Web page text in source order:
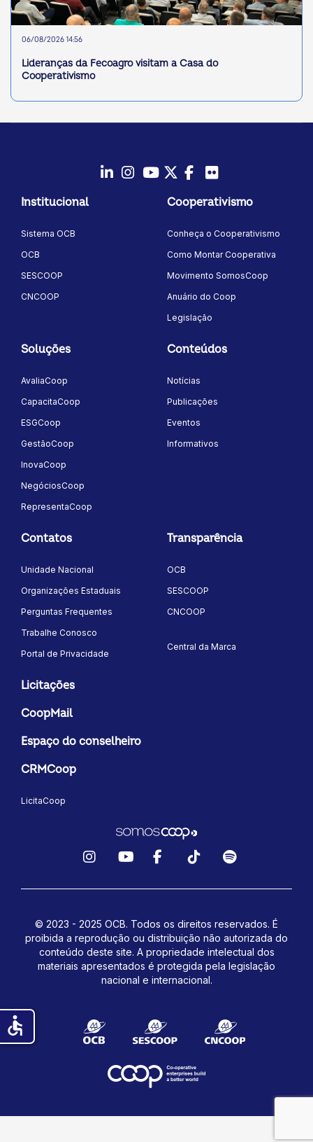
06/08/2026 14:56
Lideranças da Fecoagro visitam a Casa do
Cooperativismo
Instagram
YoutubeTwitter/X
Facebook
Institucional
Sistema OCB
OCB
SESCOOP
CNCOOP
Cooperativismo
Conheça o Cooperativismo
Como Montar Cooperativa
Movimento SomosCoop
Anuário do Coop
Legislação
Soluções
AvaliaCoop
CapacitaCoop
ESGCoop
GestãoCoop
InovaCoop
NegóciosCoop
RepresentaCoop
Conteúdos
Notícias
Publicações
Eventos
Informativos
Contatos
Unidade Nacional
Organizações Estaduais
Perguntas Frequentes
Trabalhe Conosco
Portal de Privacidade
Transparência
OCB
SESCOOP
CNCOOP
Central da Marca
Licitações
CoopMail
Espaço do conselheiro
CRMCoop
LicitaCoop
© 2023 - 2025 OCB. Todos os direitos reservados. É
proibida a reprodução ou distribuição não autorizada do
conteúdo deste site. A propriedade intelectual dos
materiais apresentados é protegida pela legislação
nacional e internacional.
accessible